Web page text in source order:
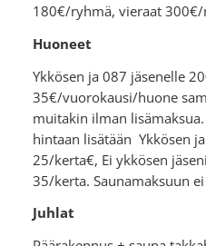
180€/ryhmä, vieraat
Huoneet
Ykkösen ja 087 jäsenelle
35€/vuorokausi/huone
muitakin ilman lisämaksua.
hintaan lisätään Ykkösen
25/kerta€, Ei ykkösen
35/kerta. Saunamaksuun
Juhlat